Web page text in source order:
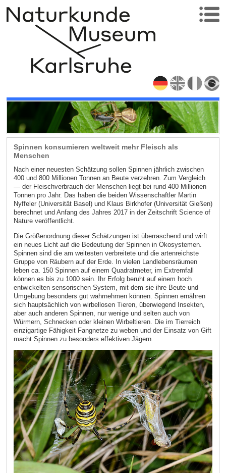
Spinnen konsumieren weltweit mehr Fleisch als
Menschen
Nach einer neuesten Schätzung sollen Spinnen jährlich zwischen
400 und 800 Millionen Tonnen an Beute verzehren. Zum Vergleich
— der Fleischverbrauch der Menschen liegt bei rund 400 Millionen
Tonnen pro Jahr. Das haben die beiden Wissenschaftler Martin
Nyffeler (Universität Basel) und Klaus Birkhofer (Universität Gießen)
berechnet und Anfang des Jahres 2017 in der Zeitschrift Science of
Nature veröffentlicht.
Die Größenordnung dieser Schätzungen ist überraschend und wirft
ein neues Licht auf die Bedeutung der Spinnen in Ökosystemen.
Spinnen sind die am weitesten verbreitete und die artenreichste
Gruppe von Räubern auf der Erde. In vielen Landlebensräumen
leben ca. 150 Spinnen auf einem Quadratmeter, im Extremfall
können es bis zu 1000 sein. Ihr Erfolg beruht auf einem hoch
entwickelten sensorischen System, mit dem sie ihre Beute und
Umgebung besonders gut wahrnehmen können. Spinnen ernähren
sich hauptsächlich von wirbellosen Tieren, überwiegend Insekten,
aber auch anderen Spinnen, nur wenige und selten auch von
Würmern, Schnecken oder kleinen Wirbeltieren. Die im Tierreich
einzigartige Fähigkeit Fangnetze zu weben und der Einsatz von Gift
macht Spinnen zu besonders effektiven Jägern.